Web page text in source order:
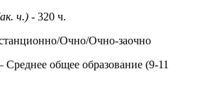
ч.) - 320 ч.
Очно/Очно-заочно
общее образование (9-11